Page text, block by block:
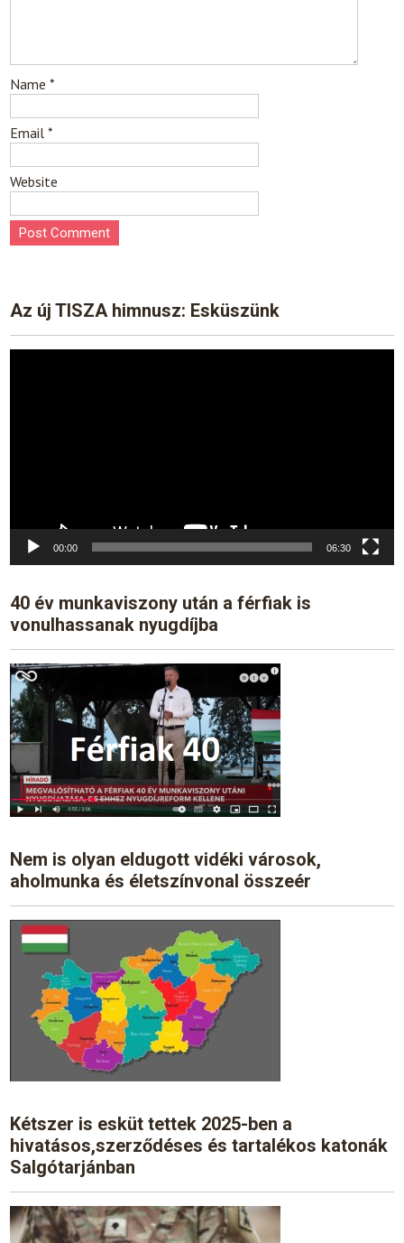
Name*
Email*
Website
Az új TISZA himnusz: Esküszünk
00:00 06:30
40 év munkaviszony után a férfiak is
vonulhassanak nyugdíjba
Nem is olyan eldugott vidéki városok,
aholmunka és életszínvonal összeér
Kétszer is esküt tettek 2025-ben a
hivatásos,szerződéses és tartalékos katonák
Salgótarjánban